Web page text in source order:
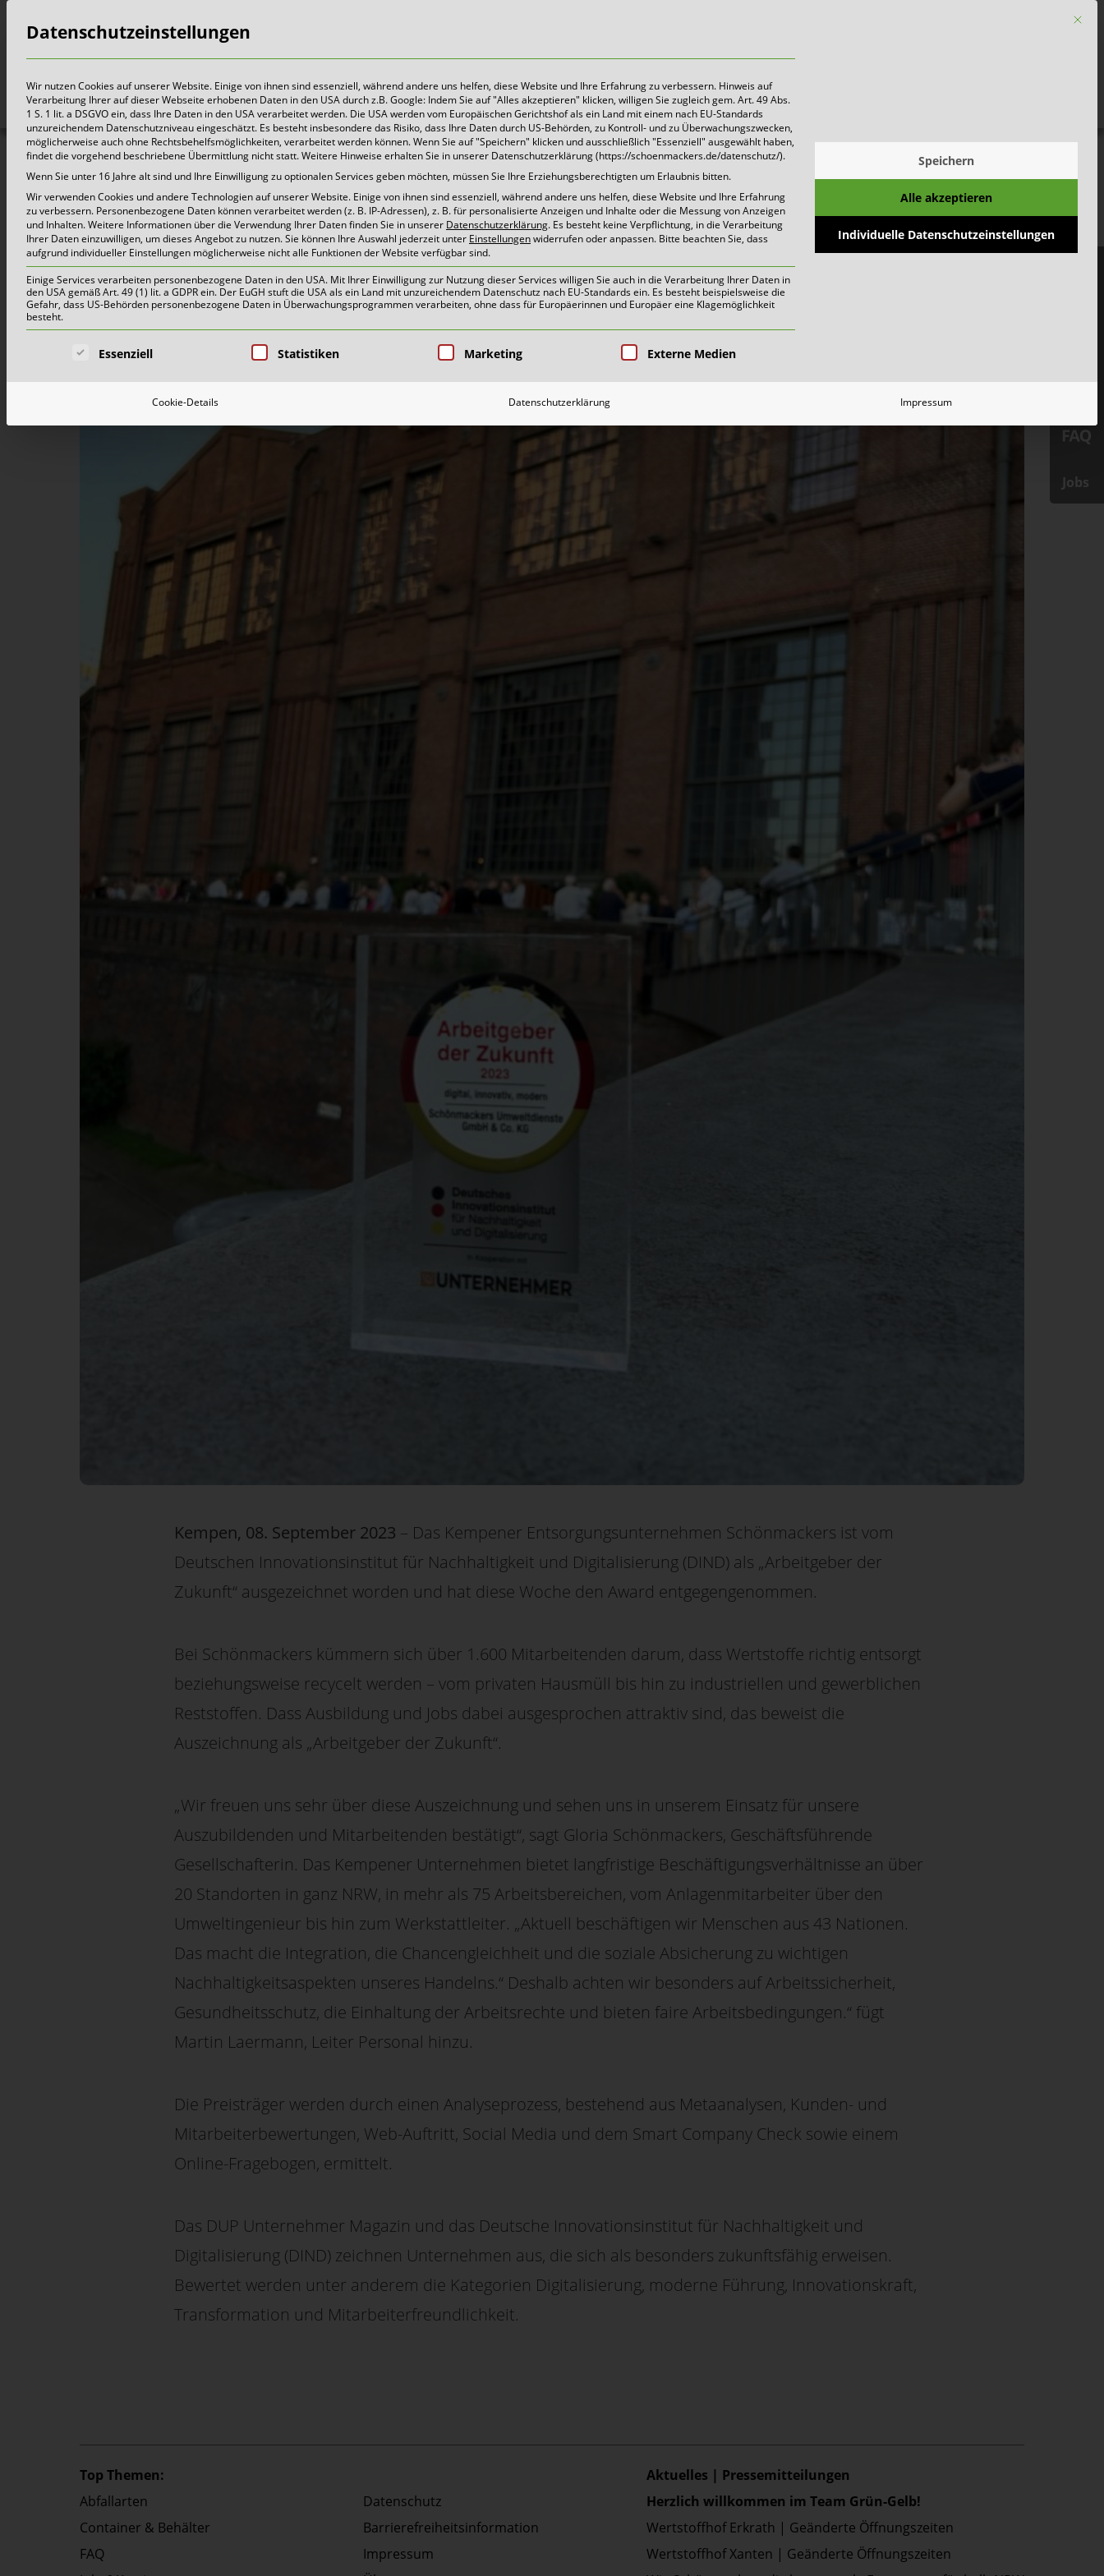
Bürger
Heute für morgen sorgen
Schönmackers: Arbeitgeber der Zukunft
Kempen, 08. September 2023 – Das Kempener Entsorgungsunternehmen Schönmackers ist vom
Deutschen Innovationsinstitut für Nachhaltigkeit und Digitalisierung (DIND) als „Arbeitgeber der
Zukunft“ ausgezeichnet worden und hat diese Woche den Award entgegengenommen.
Bei Schönmackers kümmern sich über 1.600 Mitarbeitenden darum, dass Wertstoffe richtig entsorgt
beziehungsweise recycelt werden – vom privaten Hausmüll bis hin zu industriellen und gewerblichen
Reststoffen. Dass Ausbildung und Jobs dabei ausgesprochen attraktiv sind, das beweist die
Auszeichnung als „Arbeitgeber der Zukunft“.
„Wir freuen uns sehr über diese Auszeichnung und sehen uns in unserem Einsatz für unsere
Auszubildenden und Mitarbeitenden bestätigt“, sagt Gloria Schönmackers, Geschäftsführende
Gesellschafterin. Das Kempener Unternehmen bietet langfristige Beschäftigungsverhältnisse an über
20 Standorten in ganz NRW, in mehr als 75 Arbeitsbereichen, vom Anlagenmitarbeiter über den
Umweltingenieur bis hin zum Werkstattleiter. „Aktuell beschäftigen wir Menschen aus 43 Nationen.
Das macht die Integration, die Chancengleichheit und die soziale Absicherung zu wichtigen
Nachhaltigkeitsaspekten unseres Handelns.“ Deshalb achten wir besonders auf Arbeitssicherheit,
Gesundheitsschutz, die Einhaltung der Arbeitsrechte und bieten faire Arbeitsbedingungen.“ fügt
Martin Laermann, Leiter Personal hinzu.
Die Preisträger werden durch einen Analyseprozess, bestehend aus Metaanalysen, Kunden- und
Mitarbeiterbewertungen, Web-Auftritt, Social Media und dem Smart Company Check sowie einem
Online-Fragebogen, ermittelt.
Das DUP Unternehmer Magazin und das Deutsche Innovationsinstitut für Nachhaltigkeit und
Digitalisierung (DIND) zeichnen Unternehmen aus, die sich als besonders zukunftsfähig erweisen.
Bewertet werden unter anderem die Kategorien Digitalisierung, moderne Führung, Innovationskraft,
Transformation und Mitarbeiterfreundlichkeit.
Top Themen:
Abfallarten
Container & Behälter
FAQ
Datenschutz
Barrierefreiheitsinformation
Impressum
Aktuelles | Pressemitteilungen
Herzlich willkommen im Team Grün-Gelb!
Wertstoffhof Erkrath | Geänderte Öffnungszeiten
Wertstoffhof Xanten | Geänderte Öffnungszeiten
Jobs
Mit
Datenschutzeinstellungen
Wir nutzen Cookies auf unserer Website. Einige von ihnen sind essenziell, während andere uns helfen, diese Website und Ihre Erfahrung zu verbessern. Hinweis auf
Verarbeitung Ihrer auf dieser Webseite erhobenen Daten in den USA durch z.B. Google: Indem Sie auf "Alles akzeptieren" klicken, willigen Sie zugleich gem. Art. 49 Abs.
1 S. 1 lit. a DSGVO ein, dass Ihre Daten in den USA verarbeitet werden. Die USA werden vom Europäischen Gerichtshof als ein Land mit einem nach EU-Standards
unzureichendem Datenschutzniveau eingeschätzt. Es besteht insbesondere das Risiko, dass Ihre Daten durch US-Behörden, zu Kontroll- und zu Überwachungszwecken,
möglicherweise auch ohne Rechtsbehelfsmöglichkeiten, verarbeitet werden können. Wenn Sie auf "Speichern" klicken und ausschließlich "Essenziell" ausgewählt haben,
findet die vorgehend beschriebene Übermittlung nicht statt. Weitere Hinweise erhalten Sie in unserer Datenschutzerklärung (https://schoenmackers.de/datenschutz/).
Wenn Sie unter 16 Jahre alt sind und Ihre Einwilligung zu optionalen Services geben möchten, müssen Sie Ihre Erziehungsberechtigten um Erlaubnis bitten.
Wir verwenden Cookies und andere Technologien auf unserer Website. Einige von ihnen sind essenziell, während andere uns helfen, diese Website und Ihre Erfahrung
zu verbessern. Personenbezogene Daten können verarbeitet werden (z. B. IP-Adressen), z. B. für personalisierte Anzeigen und Inhalte oder die Messung von Anzeigen
und Inhalten.Weitere Informationen über die Verwendung Ihrer Daten finden Sie in unserer Datenschutzerklärung. Es besteht keine Verpflichtung, in die Verarbeitung
Ihrer Daten einzuwilligen, um dieses Angebot zu nutzen.Sie können Ihre Auswahl jederzeit unter Einstellungenwiderrufen oder anpassen. Bitte beachten Sie, dass
aufgrund individueller Einstellungen möglicherweise nicht alle Funktionen der Website verfügbar sind.
Einige Services verarbeiten personenbezogene Daten in den USA. Mit Ihrer Einwilligung zur Nutzung dieser Services willigen Sie auch in die Verarbeitung Ihrer Daten in
den USA gemäß Art. 49 (1) lit. a GDPR ein. Der EuGH stuft die USA als ein Land mit unzureichendem Datenschutz nach EU-Standards ein. Es besteht beispielsweise die
Gefahr, dass US-Behörden personenbezogene Daten in Überwachungsprogrammen verarbeiten, ohne dass für Europäerinnen und Europäer eine Klagemöglichkeit
besteht.
Es folgt eine Liste der Service-Gruppen, für die eine Einwilligung erteilt werden kann. Die erste Service-Gruppe
Essenziell Statistiken Marketing Externe Medien
Speichern
Alle akzeptieren
Individuelle Datenschutzeinstellungen
Cookie-Details Datenschutzerklärung Impressum